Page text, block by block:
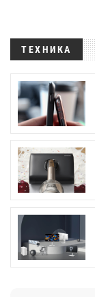
ТЕХНИКА